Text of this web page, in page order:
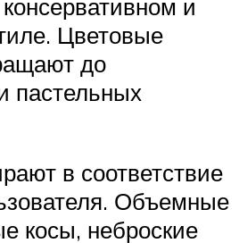
и
Цветовые
до
пастельных
в соответствие
Объемные
косы, неброские